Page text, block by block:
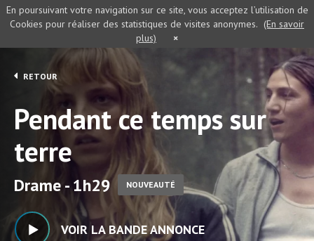
RETOUR
Pendant ce temps sur
terre
Drame - 1h29 NOUVEAUTÉ
VOIR LA BANDE ANNONCE
En poursuivant votre navigation sur ce site, vous acceptez l’utilisation de
Cookies pour réaliser des statistiques de visites anonymes. (En savoir
plus)
×